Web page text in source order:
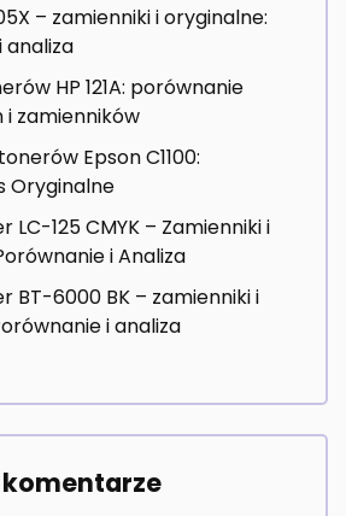
– zamienniki i oryginalne:
analiza
HP 121A: porównanie
zamienników
Epson C1100:
Oryginalne
LC-125 CMYK – Zamienniki i
i Analiza
BT-6000 BK – zamienniki i
i analiza